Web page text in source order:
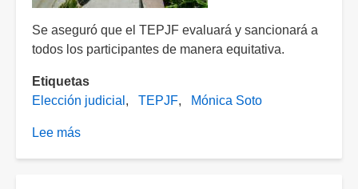
Se aseguró que el TEPJF evaluará y sancionará a
todos los participantes de manera equitativa.
Etiquetas
Elección judicial
TEPJF Mónica Soto
Lee más